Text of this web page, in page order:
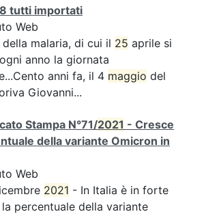
tutti importati
Web
malaria, di cui il 25 aprile si
anno la giornata
anni fa, il 4 maggio del
Giovanni...
Stampa N°71/2021 - Cresce
della variante Omicron in
Web
2021 - In Italia è in forte
percentuale della variante